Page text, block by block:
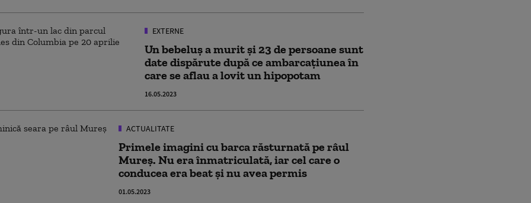
EXTERNE
Un bebeluș a murit și 23 de persoane sunt
date dispărute după ce ambarcațiunea în
care se aflau a lovit un hipopotam
16.05.2023
ACTUALITATE
Primele imagini cu barca răsturnată pe râul
Mureș. Nu era înmatriculată, iar cel care o
conducea era beat și nu avea permis
01.05.2023